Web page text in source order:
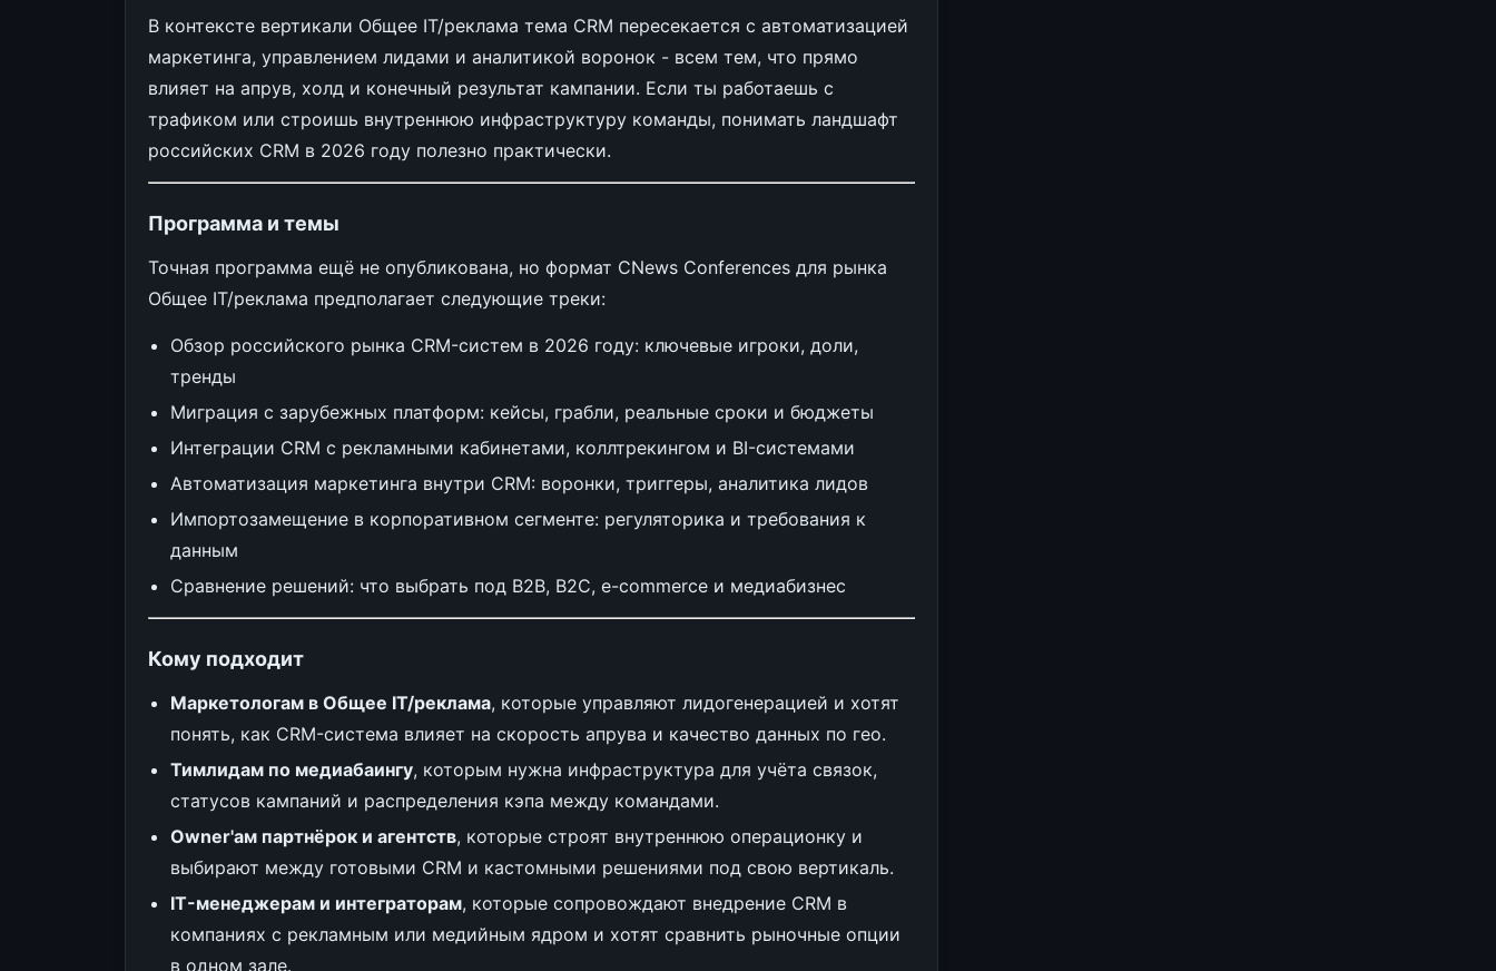
В контексте вертикали Общее IT/реклама тема CRM пересекается с автоматизацией
маркетинга, управлением лидами и аналитикой воронок - всем тем, что прямо
влияет на апрув, холд и конечный результат кампании. Если ты работаешь с
трафиком или строишь внутреннюю инфраструктуру команды, понимать ландшафт
российских CRM в 2026 году полезно практически.
Программа и темы
Точная программа ещё не опубликована, но формат CNews Conferences для рынка
Общее IT/реклама предполагает следующие треки:
Обзор российского рынка CRM-систем в 2026 году: ключевые игроки, доли,
тренды
Миграция с зарубежных платформ: кейсы, грабли, реальные сроки и бюджеты
Интеграции CRM с рекламными кабинетами, коллтрекингом и BI-системами
Автоматизация маркетинга внутри CRM: воронки, триггеры, аналитика лидов
Импортозамещение в корпоративном сегменте: регуляторика и требования к
данным
Сравнение решений: что выбрать под B2B, B2C, e-commerce и медиабизнес
Кому подходит
Маркетологам в Общее IT/реклама, которые управляют лидогенерацией и хотят
понять, как CRM-система влияет на скорость апрува и качество данных по гео.
Тимлидам по медиабаингу, которым нужна инфраструктура для учёта связок,
статусов кампаний и распределения кэпа между командами.
Owner'ам партнёрок и агентств, которые строят внутреннюю операционку и
выбирают между готовыми CRM и кастомными решениями под свою вертикаль.
IT-менеджерам и интеграторам, которые сопровождают внедрение CRM в
компаниях с рекламным или медийным ядром и хотят сравнить рыночные опции
в одном зале.